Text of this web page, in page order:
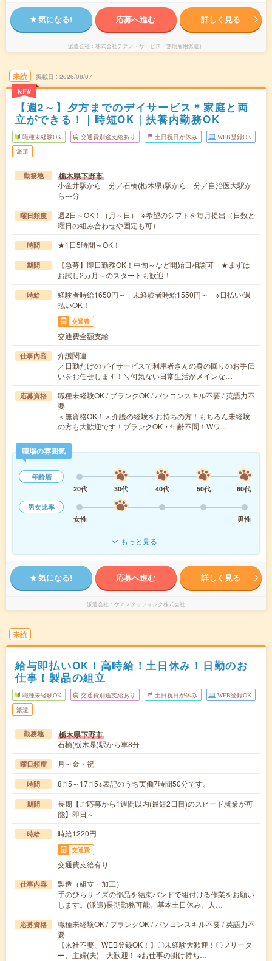
気になる! 応募へ進む 詳しく見る
派遣会社 株式会社テクノ・サービス（無期雇用派遣）
未読
NEW
掲載日 2026/08/07
【週2～】夕方までのデイサービス＊家庭と両
立ができる！｜時短OK｜扶養内勤務OK
職種未経験OK 交通費別途支給あり 土日祝日が休み WEB登録OK
派遣
勤務地 栃木県下野市
小金井駅から---分／石橋(栃木県)駅から---分／自治医大駅か
ら---分
曜日頻度
週2日～OK！（月～日） ※希望のシフトを毎月提出（日数と
曜日の組み合わせや固定も可）
時間 ★1日5時間～OK！
期間
【急募】即日勤務OK！中旬～など開始日相談可 ★まずは
お試し2カ月～のスタートも歓迎！
時給
経験者時給1650円～ 未経験者時給1550円～ ※日払い/週
払いOK！
交通費
交通費全額支給
仕事内容
介護関連
／日勤だけのデイサービスで利用者さんの身の回りのお手伝
いをお任せします！＼何気ない日常生活がメインな…
応募資格
職種未経験OK / ブランクOK / パソコンスキル不要 / 英語力不
要
＜無資格OK！＞介護の経験をお持ちの方！もちろん未経験
の方も大歓迎です！ブランクOK・年齢不問！Wワ…
職場の雰囲気
年齢層
20代
30代 40代 50代
60代
男女比率
女性
男性
もっと見る
気になる! 応募へ進む 詳しく見る
派遣会社 ケアスタッフィング株式会社
未読
給与即払いOK！高時給！土日休み！日勤のお
仕事！製品の組立
職種未経験OK 交通費別途支給あり 土日祝日が休み WEB登録OK
派遣
勤務地 栃木県下野市
石橋(栃木県)駅から車8分
曜日頻度 月～金・祝
時間 8:15～17:15※表記のうち実働7時間50分です。
期間
長期【ご応募から1週間以内(最短2日目)のスピード就業が可
能】即日～
時給 時給1220円
交通費
交通費支給有り
仕事内容
製造（組立・加工）
手のひらサイズの部品を結束バンドで組付ける作業をお願い
します。(派遣)長期勤務可能。基本土日休み。人…
応募資格
職種未経験OK / ブランクOK / パソコンスキル不要 / 英語力不
要
【来社不要、WEB登録OK！】〇未経験大歓迎！〇フリータ
ー、主婦(夫) 大歓迎！ ※お仕事の掛け持ち…